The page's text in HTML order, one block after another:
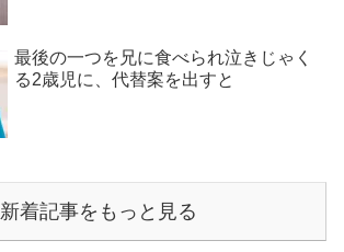
最後の一つを兄に食べられ泣きじゃく
る2歳児に、代替案を出すと
新着記事をもっと見る